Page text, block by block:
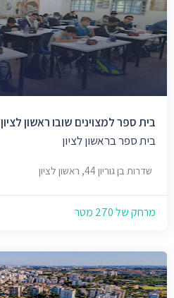
בית ספר למצוינים שובו ראשון לציון
בית ספר בראשון לציון
שדרות בן גוריון 44, ראשון לציון
מרחק של 270 מטר